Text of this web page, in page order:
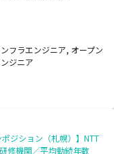
フラエンジニア, オープン
ジニア
ジション（札幌）】NTT
修機関／平均勤続年数